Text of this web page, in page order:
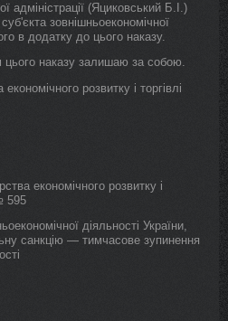
адміністрації (Яциковський Б.І.)
зовнішньоекономічної
в додатку до цього наказу.
цього наказу залишаю за собою.
розвитку і торгівлі
економічного розвитку і
595
діяльності України,
санкцію — тимчасове зупинення